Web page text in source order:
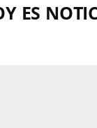
ES